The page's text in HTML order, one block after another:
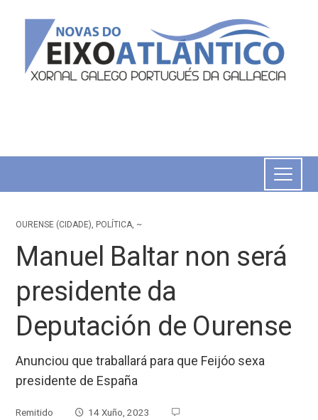
OURENSE (CIDADE), POLÍTICA, ~
Manuel Baltar non será
presidente da
Deputación de Ourense
Anunciou que traballará para que Feijóo sexa
presidente de España
Remitido
14 Xuño, 2023